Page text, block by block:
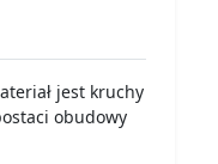
jest kruchy
obudowy